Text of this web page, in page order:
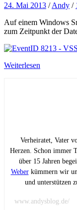
24. Mai 2013 /Andy /
Auf einem Windows
zum Zeitpunkt der
Weiterlesen
Verheiratet, Vater
Herzen. Schon immer
über 15 Jahren
Weberkümmern wir
und unterstützen
www.andysblog.de/